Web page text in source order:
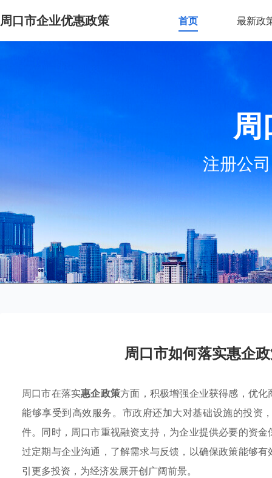
周口市企业优惠政策 首页 最新政
周
注册公
周口市如何落实惠企
周口市在落实惠企政策方面，积极增强企业获得感，优
能够享受到高效服务。市政府还加大对基础设施的投资
件。同时，周口市重视融资支持，为企业提供必要的资金
过定期与企业沟通，了解需求与反馈，以确保政策能够
引更多投资，为经济发展开创广阔前景。